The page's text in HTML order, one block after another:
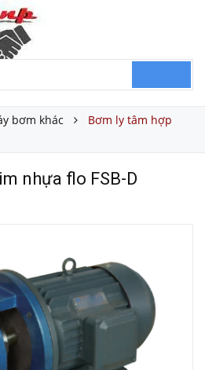
bơm khác
Bơm ly tâm hợp
nhựa flo FSB-D